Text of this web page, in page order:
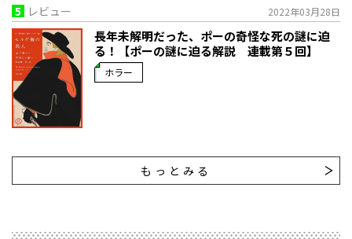
5 レビュー 2022年03月28日
長年未解明だった、ポーの奇怪な死の謎に迫
る！【ポーの謎に迫る解説 連載第５回】
ホラー
もっとみる